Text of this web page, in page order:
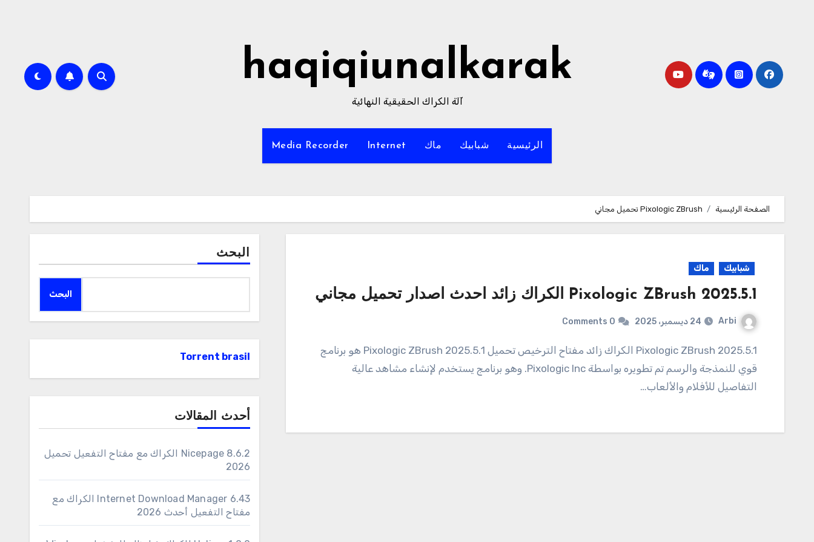
haqiqiunalkarak
آلة الكراك الحقيقية النهائية
الرئيسية شبابيك ماك Internet
Media Recorder
الصفحة الرئيسية Pixologic ZBrush تحميل مجاني
شبابيك ماك
2025.5.1 Pixologic ZBrush الكراك زائد احدث اصدار تحميل مجاني
Arbi 24 ديسمبر، 2025 0 Comments
2025.5.1 Pixologic ZBrush الكراك زائد مفتاح الترخيص تحميل 2025.5.1 Pixologic ZBrush هو برنامج
قوي للنمذجة والرسم تم تطويره بواسطة Pixologic Inc. وهو برنامج يستخدم لإنشاء مشاهد عالية
التفاصيل للأفلام والألعاب…
البحث
البحث
Torrent brasil
أحدث المقالات
Nicepage 8.6.2 الكراك مع مفتاح التفعيل تحميل
2026
6.43 Internet Download Manager الكراك مع
مفتاح التفعيل أحدث 2026